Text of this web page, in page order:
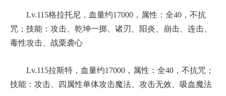
Lv.115格拉托尼，血量约17000，属性：全40，不抗
咒；技能：攻击、乾坤一掷、诸刃、阳炎、崩击、连击、
毒性攻击、战栗袭心
Lv.115拉斯特，血量约17000，属性：全40，不抗咒；
技能：攻击、四属性单体攻击魔法、攻击无效、吸血魔法